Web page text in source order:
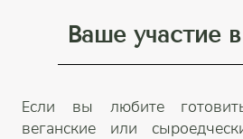
Ваше участие
Если вы любите готовить
веганские или